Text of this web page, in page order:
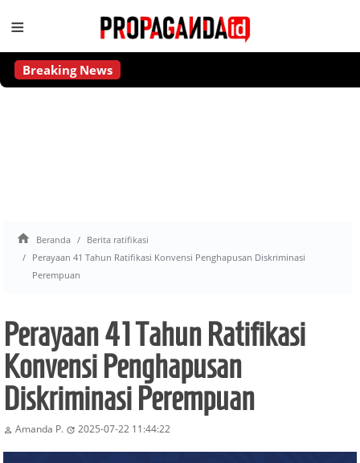
≡
Breaking News
 Beranda
Berita ratifikasi
Perayaan 41 Tahun Ratifikasi Konvensi Penghapusan Diskriminasi
Perempuan
Perayaan 41 Tahun Ratifikasi
Konvensi Penghapusan
Diskriminasi Perempuan
 Amanda P.  2025-07-22 11:44:22